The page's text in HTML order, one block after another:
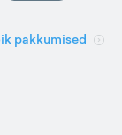
pakkumised